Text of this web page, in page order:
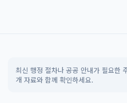
최신 행정 절차나 공공 안내가 필요한
개 자료와 함께 확인하세요.